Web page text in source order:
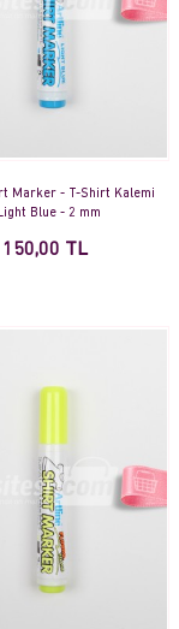
Marker - T-Shirt Kalemi
Blue - 2 mm
150,00 TL